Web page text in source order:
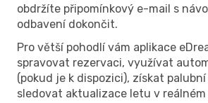
obdržíte připomínkový e-mail s
odbavení dokončit.
Pro větší pohodlí vám aplikace
spravovat rezervaci, využívat
(pokud je k dispozici), získat
sledovat aktualizace letu v reálném